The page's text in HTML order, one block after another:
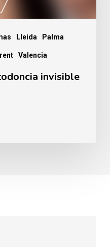
Lleida Palma
Valencia
invisible